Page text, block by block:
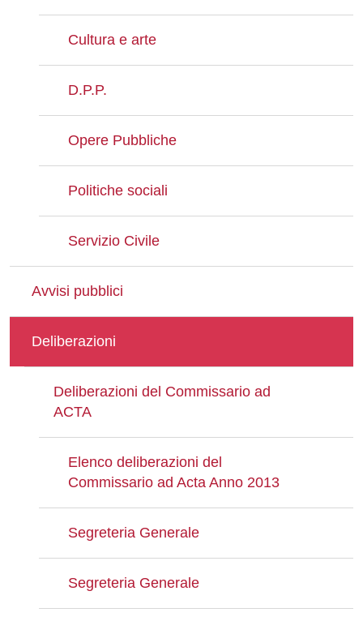
Cultura e arte
D.P.P.
Opere Pubbliche
Politiche sociali
Servizio Civile
Avvisi pubblici
Deliberazioni
Deliberazioni del Commissario ad
ACTA
Elenco deliberazioni del
Commissario ad Acta Anno 2013
Segreteria Generale
Segreteria Generale